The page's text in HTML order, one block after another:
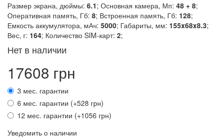
Размер экрана, дюймы: 6.1; Основная камера, Мп: 48 + 8;
Оперативная память, Гб: 8; Встроенная память, Гб: 128;
Емкость аккумулятора, мАч: 5000; Габариты, мм: 155x68x8.3;
Вес, г: 164; Количество SIM-карт: 2;
Нет в наличии
17608 грн
3 мес. гарантии
6 мес. гарантии (+528 грн)
12 мес. гарантии (+1056 грн)
Уведомить о наличии